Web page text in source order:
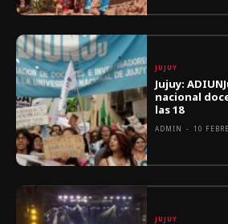
JUJUY
Jujuy:
nacional
las 18
ADMIN - 10
JUJUY